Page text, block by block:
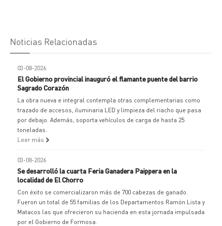
Noticias Relacionadas
03-08-2026
El Gobierno provincial inauguró el flamante puente del barrio
Sagrado Corazón
La obra nueva e integral contempla otras complementarias como
trazado de accesos, iluminaria LED y limpieza del riacho que pasa
por debajo. Además, soporta vehículos de carga de hasta 25
toneladas.
Leer más
03-08-2026
Se desarrolló la cuarta Feria Ganadera Paippera en la
localidad de El Chorro
Con éxito se comercializaron más de 700 cabezas de ganado.
Fueron un total de 55 familias de los Departamentos Ramón Lista y
Matacos las que ofrecieron su hacienda en esta jornada impulsada
por el Gobierno de Formosa.